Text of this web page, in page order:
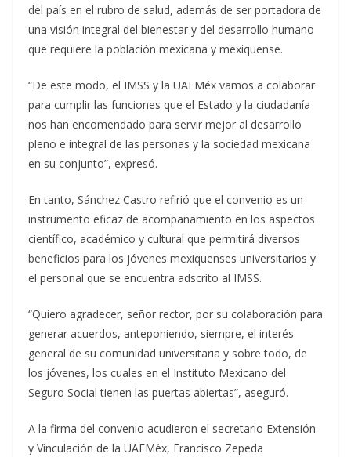
del país en el rubro de salud, además de ser portadora de
una visión integral del bienestar y del desarrollo humano
que requiere la población mexicana y mexiquense.
“De este modo, el IMSS y la UAEMéx vamos a colaborar
para cumplir las funciones que el Estado y la ciudadanía
nos han encomendado para servir mejor al desarrollo
pleno e integral de las personas y la sociedad mexicana
en su conjunto”, expresó.
En tanto, Sánchez Castro refirió que el convenio es un
instrumento eficaz de acompañamiento en los aspectos
científico, académico y cultural que permitirá diversos
beneficios para los jóvenes mexiquenses universitarios y
el personal que se encuentra adscrito al IMSS.
“Quiero agradecer, señor rector, por su colaboración para
generar acuerdos, anteponiendo, siempre, el interés
general de su comunidad universitaria y sobre todo, de
los jóvenes, los cuales en el Instituto Mexicano del
Seguro Social tienen las puertas abiertas”, aseguró.
A la firma del convenio acudieron el secretario Extensión
y Vinculación de la UAEMéx, Francisco Zepeda